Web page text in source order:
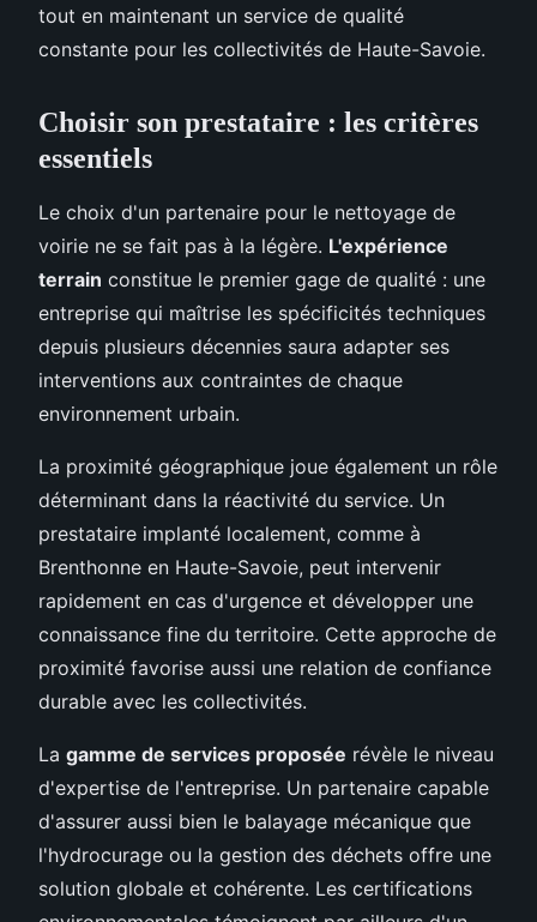
tout en maintenant un service de qualité
constante pour les collectivités de Haute-Savoie.
Choisir son prestataire : les critères
essentiels
Le choix d'un partenaire pour le nettoyage de
voirie ne se fait pas à la légère. L'expérience
terrain constitue le premier gage de qualité : une
entreprise qui maîtrise les spécificités techniques
depuis plusieurs décennies saura adapter ses
interventions aux contraintes de chaque
environnement urbain.
La proximité géographique joue également un rôle
déterminant dans la réactivité du service. Un
prestataire implanté localement, comme à
Brenthonne en Haute-Savoie, peut intervenir
rapidement en cas d'urgence et développer une
connaissance fine du territoire. Cette approche de
proximité favorise aussi une relation de confiance
durable avec les collectivités.
La gamme de services proposée révèle le niveau
d'expertise de l'entreprise. Un partenaire capable
d'assurer aussi bien le balayage mécanique que
l'hydrocurage ou la gestion des déchets offre une
solution globale et cohérente. Les certifications